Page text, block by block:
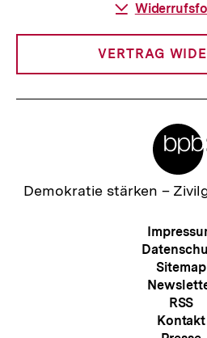
Download-
VERTRAG
Zur
Demokratie stärken –
Sitemap
RSS
Kontakt